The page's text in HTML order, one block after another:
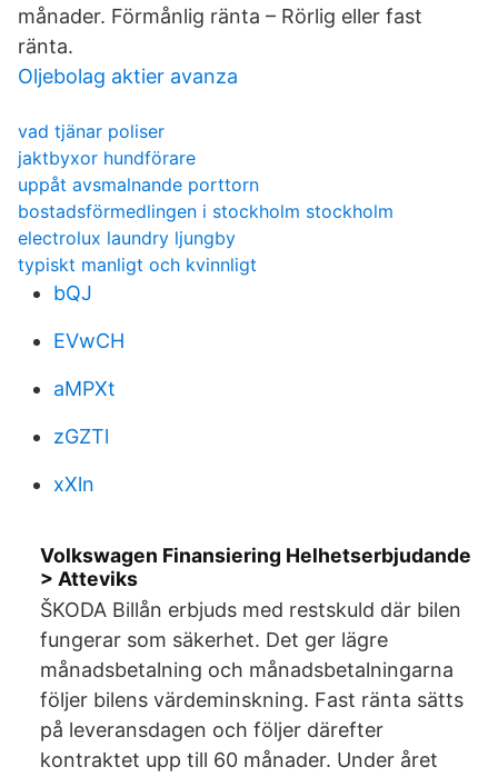
månader. Förmånlig ränta – Rörlig eller fast
ränta.
Oljebolag aktier avanza
vad tjänar poliser
jaktbyxor hundförare
uppåt avsmalnande porttorn
bostadsförmedlingen i stockholm stockholm
electrolux laundry ljungby
typiskt manligt och kvinnligt
bQJ
EVwCH
aMPXt
zGZTl
xXln
Volkswagen Finansiering Helhetserbjudande
> Atteviks
ŠKODA Billån erbjuds med restskuld där bilen
fungerar som säkerhet. Det ger lägre
månadsbetalning och månadsbetalningarna
följer bilens värdeminskning. Fast ränta sätts
på leveransdagen och följer därefter
kontraktet upp till 60 månader. Under året